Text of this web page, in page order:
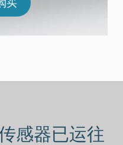
感器已运往